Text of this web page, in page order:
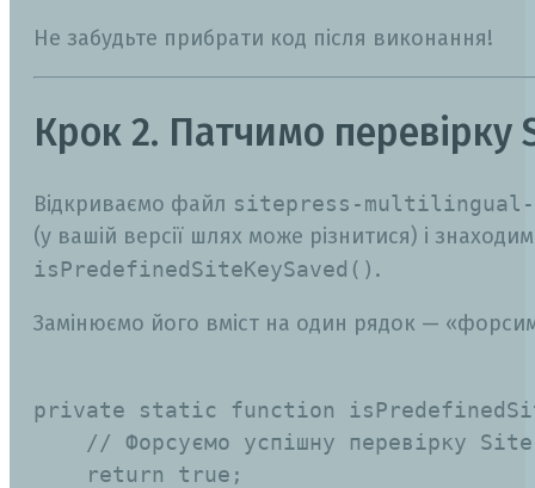
Не забудьте прибрати код після виконання!
Крок 2. Патчимо перевірку
Відкриваємо файл sitepress-
(у вашій версії шлях може різнитися) і
isPredefinedSiteKeySaved() .
Замінюємо його вміст на один рядок —
private static function
// Форсуємо успішну перевірку
    return true;